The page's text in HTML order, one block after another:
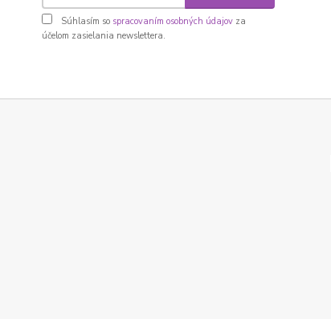
Súhlasím so spracovaním osobných údajov za
účelom zasielania newslettera.